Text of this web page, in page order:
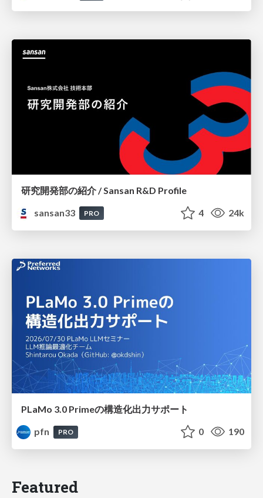
研究開発部の紹介 / Sansan R&D Profile
sansan33
PRO 4 24k
PLaMo 3.0 Primeの構造化出力サポート
pfn
PRO 0 190
Featured